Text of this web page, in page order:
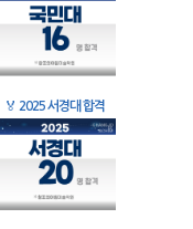
🏅 2025 서경대 합격